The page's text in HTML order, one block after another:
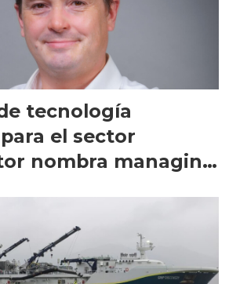
tecnología
el sector
nombra managing